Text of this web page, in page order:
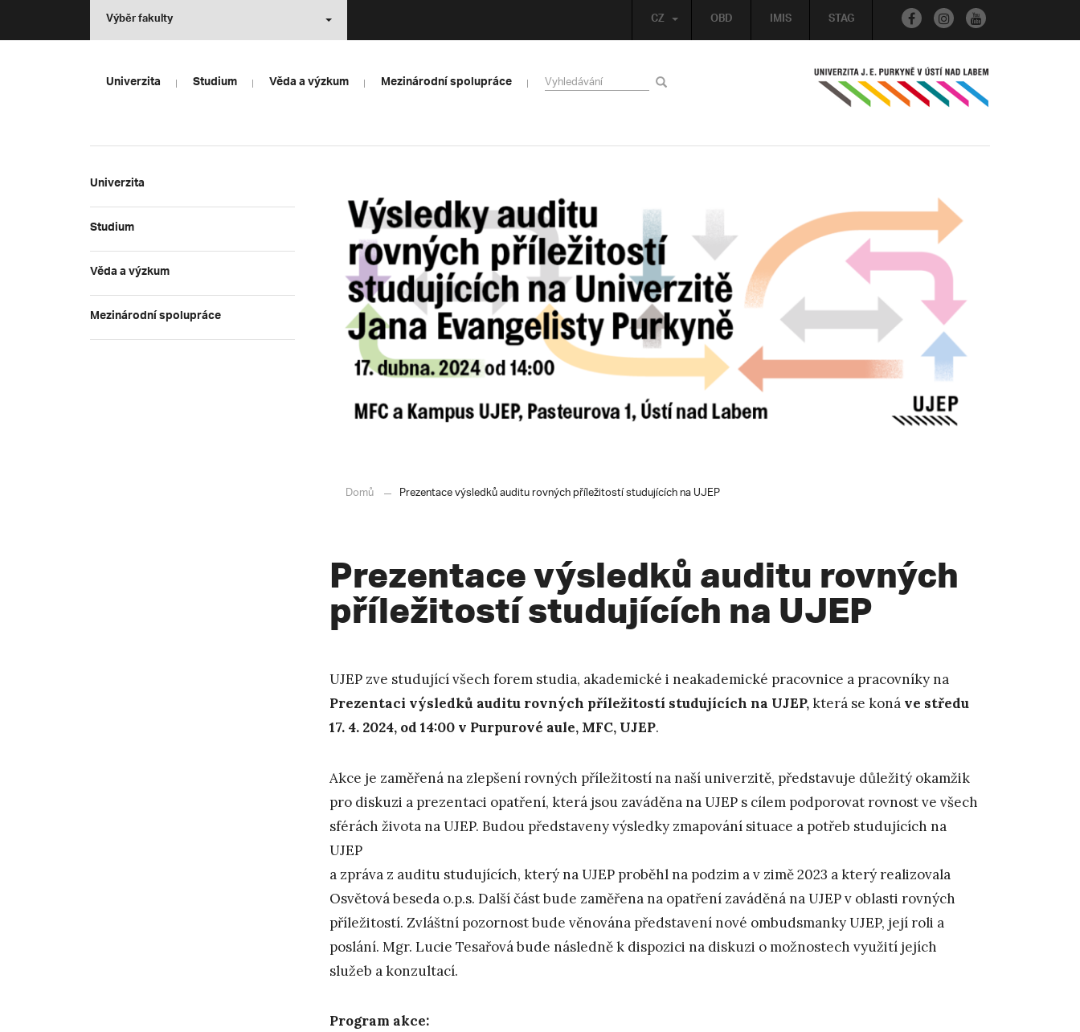
OBD IMIS STAG
CZ
Výběr fakulty
Univerzita Studium Věda a výzkum Mezinárodní spolupráce
Univerzita
Studium
Věda a výzkum
Mezinárodní spolupráce
Domů Prezentace výsledků auditu rovných příležitostí studujících na UJEP
Prezentace výsledků auditu rovných
příležitostí studujících na UJEP
UJEP zve studující všech forem studia, akademické i neakademické pracovnice a pracovníky na
Prezentaci výsledků auditu rovných příležitostí studujících na UJEP,která se koná ve středu
17. 4. 2024, od 14:00 v Purpurové aule, MFC, UJEP.
Akce je zaměřená na zlepšení rovných příležitostí na naší univerzitě, představuje důležitý okamžik
pro diskuzi a prezentaci opatření, která jsou zaváděna na UJEP s cílem podporovat rovnost ve všech
sférách života na UJEP. Budou představeny výsledky zmapování situace a potřeb studujících na
UJEP
a zpráva z auditu studujících, který na UJEP proběhl na podzim a v zimě 2023 a který realizovala
Osvětová beseda o.p.s. Další část bude zaměřena na opatření zaváděná na UJEP v oblasti rovných
příležitostí. Zvláštní pozornost bude věnována představení nové ombudsmanky UJEP, její roli a
poslání. Mgr. Lucie Tesařová bude následně k dispozici na diskuzi o možnostech využití jejích
služeb a konzultací.
Program akce: